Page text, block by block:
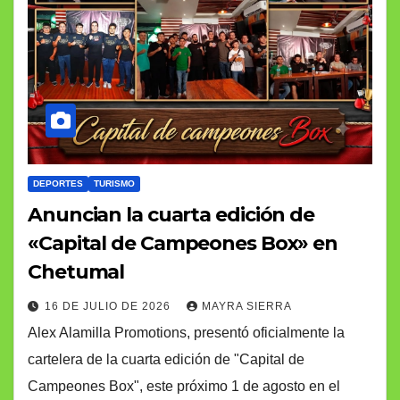
DEPORTES TURISMO
Anuncian la cuarta edición de
«Capital de Campeones Box» en
Chetumal
16 DE JULIO DE 2026 MAYRA SIERRA
Alex Alamilla Promotions, presentó oficialmente la
cartelera de la cuarta edición de "Capital de
Campeones Box", este próximo 1 de agosto en el